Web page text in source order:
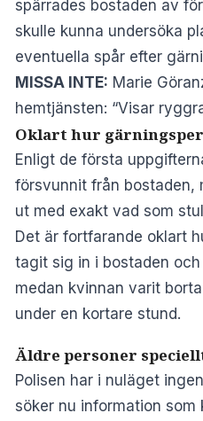
spärrades bostaden av
skulle kunna undersöka
eventuella spår efter
MISSA INTE: Marie
hemtjänsten: “Visar
Oklart hur
Enligt de första
försvunnit från bostaden,
ut med exakt vad som
Det är fortfarande oklart
tagit sig in i bostaden
medan kvinnan varit
under en kortare stund.
Äldre personer
Polisen har i nuläget
söker nu information som